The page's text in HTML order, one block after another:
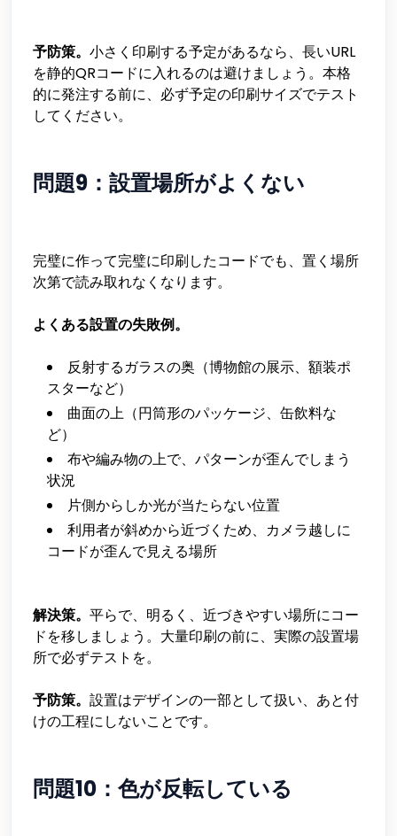
予防策。 小さく印刷する予定があるなら、長いURL
を静的QRコードに入れるのは避けましょう。本格
的に発注する前に、必ず予定の印刷サイズでテスト
してください。
問題9：設置場所がよくない
完璧に作って完璧に印刷したコードでも、置く場所
次第で読み取れなくなります。
よくある設置の失敗例。
反射するガラスの奥（博物館の展示、額装ポ
スターなど）
曲面の上（円筒形のパッケージ、缶飲料な
ど）
布や編み物の上で、パターンが歪んでしまう
状況
片側からしか光が当たらない位置
利用者が斜めから近づくため、カメラ越しに
コードが歪んで見える場所
解決策。 平らで、明るく、近づきやすい場所にコー
ドを移しましょう。大量印刷の前に、実際の設置場
所で必ずテストを。
予防策。 設置はデザインの一部として扱い、あと付
けの工程にしないことです。
問題10：色が反転している